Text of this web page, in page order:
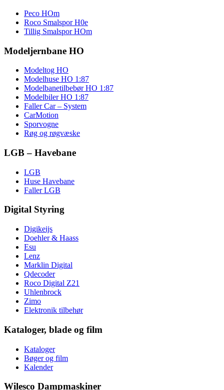
Peco HOm
Roco Smalspor H0e
Tillig Smalspor HOm
Modeljernbane HO
Modeltog HO
Modelhuse HO 1:87
Modelbanetilbebør HO 1:87
Modelbiler HO 1:87
Faller Car – System
CarMotion
Sporvogne
Røg og røgvæske
LGB – Havebane
LGB
Huse Havebane
Faller LGB
Digital Styring
Digikeijs
Doehler & Haass
Esu
Lenz
Marklin Digital
Qdecoder
Roco Digital Z21
Uhlenbrock
Zimo
Elektronik tilbehør
Kataloger, blade og film
Kataloger
Bøger og film
Kalender
Wilesco Dampmaskiner